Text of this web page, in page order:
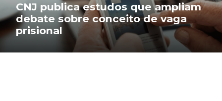
CNJ publica estudos que ampliam
debate sobre conceito de vaga
prisional